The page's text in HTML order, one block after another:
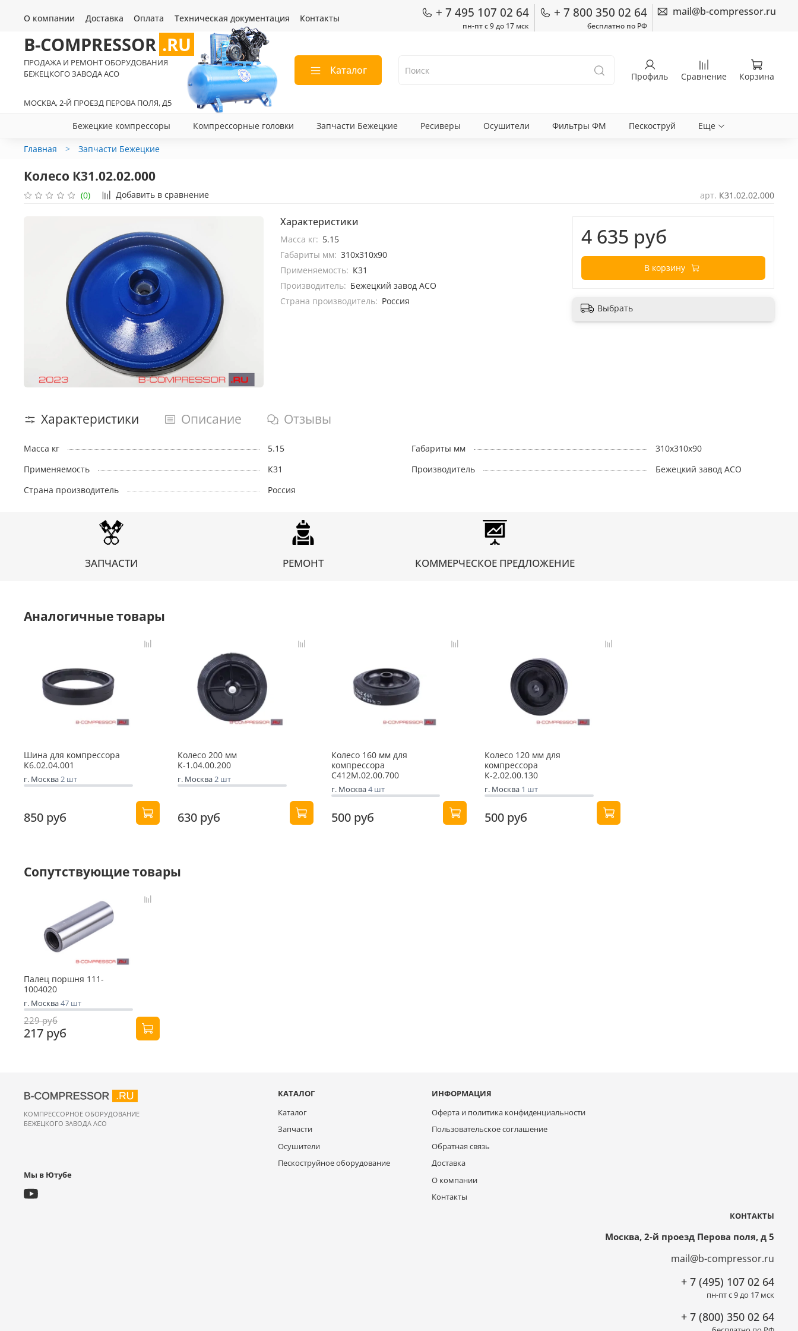
О компании Доставка Оплата Техническая документация Контакты + 7 495 107 02 64
пн-пт с 9 до 17 мск
+ 7 800 350 02 64
бесплатно по РФ
mail@b-compressor.ru
B-COMPRESSOR .RU
ПРОДАЖА И РЕМОНТ ОБОРУДОВАНИЯ
БЕЖЕЦКОГО ЗАВОДА АСО
МОСКВА, 2-Й ПРОЕЗД ПЕРОВА ПОЛЯ, Д5
Каталог Профиль Сравнение Корзина
Бежецкие компрессоры Компрессорные головки Запчасти Бежецкие Ресиверы Осушители Фильтры ФМ Пескоструй Еще
Главная Запчасти Бежецкие
Колесо К31.02.02.000
(0) Добавить в сравнение арт. К31.02.02.000
Характеристики
Масса кг: 5.15
Габариты мм: 310х310х90
Применяемость: К31
Производитель: Бежецкий завод АСО
Страна производитель: Россия
4 635 руб
В корзину
Выбрать
Характеристики Описание Отзывы
Масса кг 5.15 Габариты мм
310х310х90
Применяемость
К31 Производитель
Бежецкий завод АСО
Страна производитель
Россия
ЗАПЧАСТИ РЕМОНТ КОММЕРЧЕСКОЕ ПРЕДЛОЖЕНИЕ
Аналогичные товары
Шина для компрессора
К6.02.04.001
г. Москва 2 шт
850 руб
Колесо 200 мм
К-1.04.00.200
г. Москва 2 шт
630 руб
Колесо 160 мм для
компрессора
С412М.02.00.700
г. Москва4 шт
500 руб
Колесо 120 мм для
компрессора
К-2.02.00.130
г. Москва 1 шт
500 руб
Сопутствующие товары
Палец поршня 111-
1004020
г. Москва47 шт
229 руб
217 руб
КАТАЛОГ
Каталог
Запчасти
Осушители
Пескоструйное оборудование
ИНФОРМАЦИЯ
Оферта и политика конфиденциальности
Пользовательское соглашение
Обратная связь
Доставка
О компании
Контакты
КОНТАКТЫ
Москва, 2-й проезд Перова поля, д 5
mail@b-compressor.ru
+ 7 (495) 107 02 64
пн-пт с 9 до 17 мск
+ 7 (800) 350 02 64
КОМПРЕССОРНОЕ ОБОРУДОВАНИЕ
БЕЖЕЦКОГО ЗАВОДА АСО
Мы в Ютубе